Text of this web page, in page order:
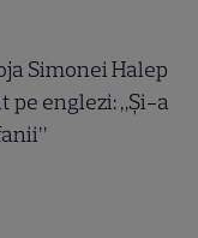
Simonei Halep
pe englezi: „Și-a